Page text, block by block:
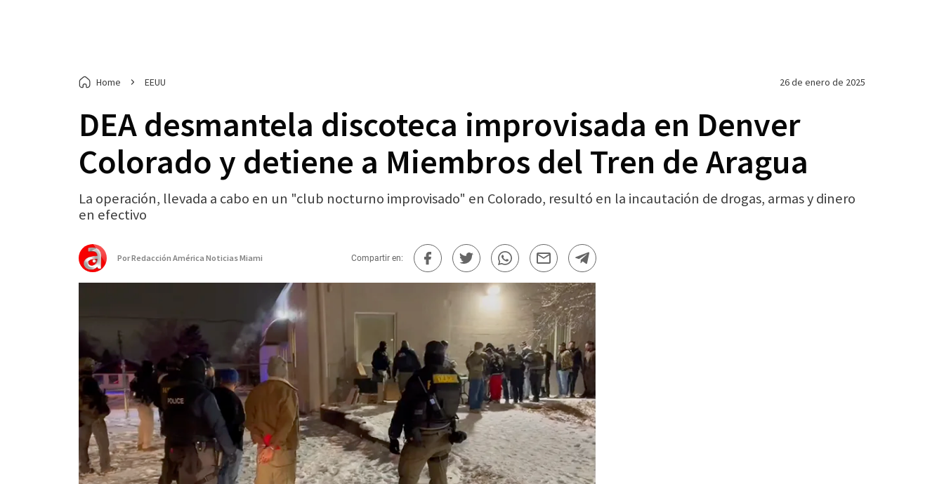
Home EEUU 26 de enero de 2025
DEA desmantela discoteca improvisada en Denver
Colorado y detiene a Miembros del Tren de Aragua
La operación, llevada a cabo en un "club nocturno improvisado" en Colorado, resultó en la incautación de drogas, armas y dinero
en efectivo
PorRedacción América Noticias Miami Compartir en: